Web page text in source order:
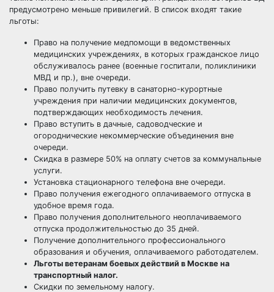
предусмотрено меньше привилегий. В список входят такие
льготы:
Право на получение медпомощи в ведомственных
медицинских учреждениях, в которых гражданское лицо
обслуживалось ранее (военные госпитали, поликлиники
МВД и пр.), вне очереди.
Право получить путевку в санаторно-курортные
учреждения при наличии медицинских документов,
подтверждающих необходимость лечения.
Право вступить в дачные, садоводческие и
огороднические некоммерческие объединения вне
очереди.
Скидка в размере 50% на оплату счетов за коммунальные
услуги.
Установка стационарного телефона вне очереди.
Право получения ежегодного оплачиваемого отпуска в
удобное время года.
Право получения дополнительного неоплачиваемого
отпуска продолжительностью до 35 дней.
Получение дополнительного профессионального
образования и обучения, оплачиваемого работодателем.
Льготы ветеранам боевых действий в Москве на
транспортный налог.
Скидки по земельному налогу.